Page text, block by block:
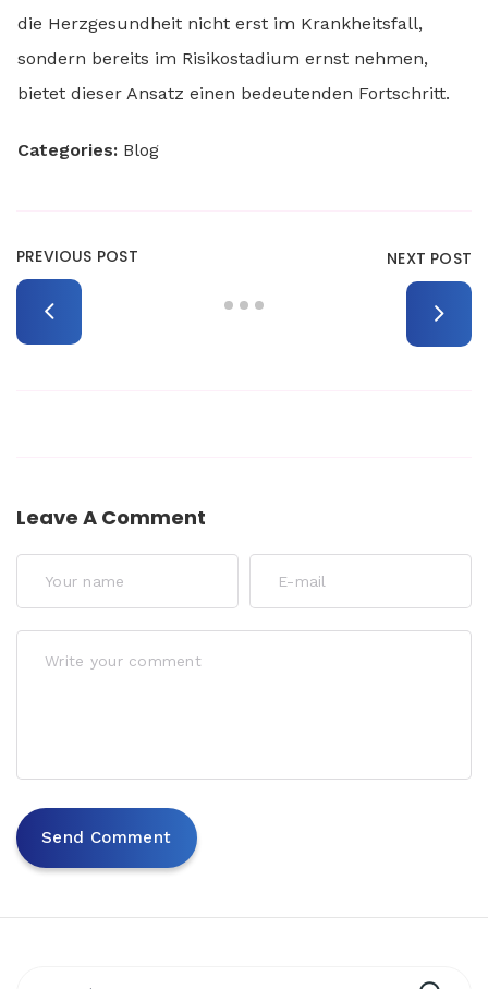
die Herzgesundheit nicht erst im Krankheitsfall,
sondern bereits im Risikostadium ernst nehmen,
bietet dieser Ansatz einen bedeutenden Fortschritt.
Categories: Blog
PREVIOUS POST NEXT POST
Leave A Comment